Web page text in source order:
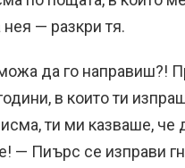
— разкри тя.
да го направиш?!
в които ти
ти ми казваше, че
— Пиърс се изправи